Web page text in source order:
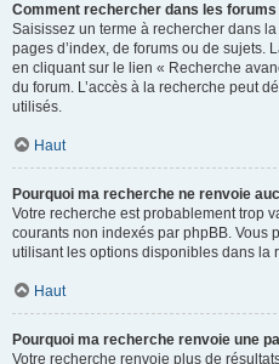
Comment rechercher dans les forums
Saisissez un terme à rechercher dans
pages d’index, de forums ou de sujets.
en cliquant sur le lien « Recherche
du forum. L’accès à la recherche peut
utilisés.
Haut
Pourquoi ma recherche ne renvoie
Votre recherche est probablement trop
courants non indexés par phpBB. Vous
utilisant les options disponibles dans la
Haut
Pourquoi ma recherche renvoie une
Votre recherche renvoie plus de